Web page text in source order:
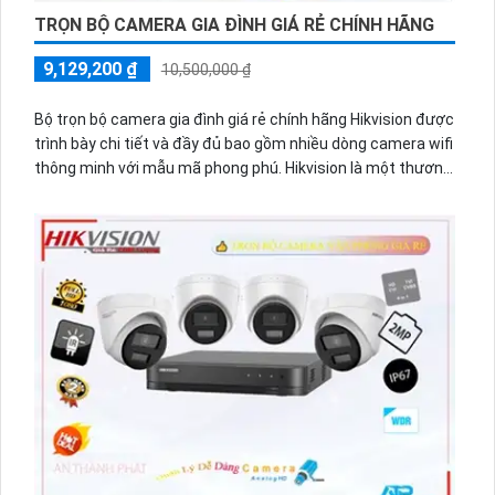
TRỌN BỘ CAMERA GIA ĐÌNH GIÁ RẺ CHÍNH HÃNG
9,129,200 ₫ 10,500,000 ₫
Bộ trọn bộ camera gia đình giá rẻ chính hãng Hikvision được
trình bày chi tiết và đầy đủ bao gồm nhiều dòng camera wifi
thông minh với mẫu mã phong phú. Hikvision là một thương
chất lượng tốt.
Bộ trọn bộ camera gia đình gồm các thiết bị như camera IP,
đầu ghi hình, ổ cứng lưu trữ và các phụ kiện kèm theo. Các
dòng camera wifi thông minh của Hikvision có thể kết nối
với mạng không dây, cho phép người dùng dễ dàng giám sát
từ xa qua điện thoại di động hoặc máy tính.
Với chất lượng thu hình cao, camera Hikvision cho phép
người dùng xem lại hình ảnh một cách rõ ràng và chi tiết.
Hình ảnh được truyền tải nhanh chóng và ổn định, giúp
người dùng không gặp trục trặc khi quan sát.
Đặc điểm nổi bật của bộ trọn bộ camera Hikvision là độ
phân giải cao, chất lượng hình ảnh sắc nét, mẫu mã thiết kế